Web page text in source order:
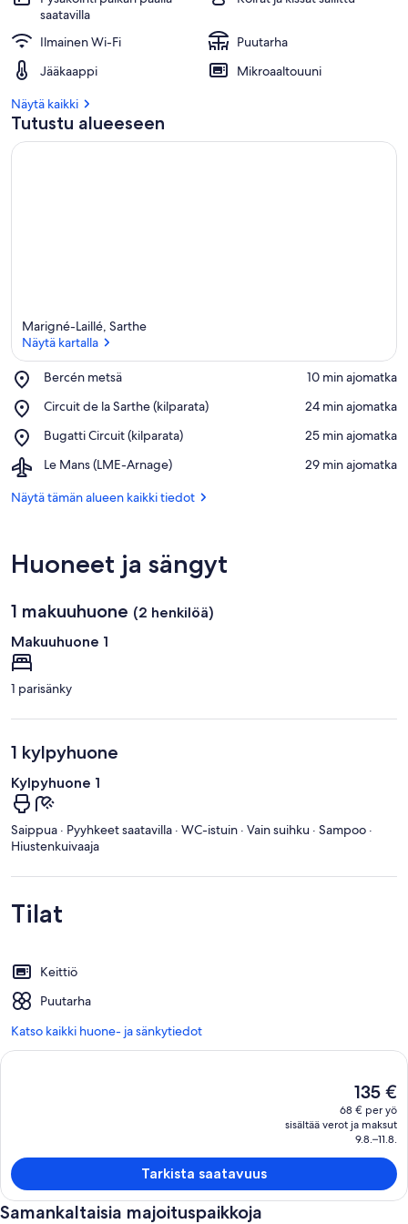
saatavilla
Ilmainen Wi-Fi
Puutarha
Jääkaappi
Mikroaaltouuni
Näytä kaikki
Tutustu alueeseen
Marigné-Laillé, Sarthe
Näytä kartalla
Bercén metsä
Place,
metsä
‪10 min ajomatka‬
Circuit de la Sarthe (kilparata)
Place,
de
Sarthe
‪24 min ajomatka‬
Bugatti Circuit (kilparata)
Place,
Circuit
‪25 min ajomatka‬
Le Mans (LME-Arnage)
Airport,
Mans
‪29 min ajomatka‬
Näytä tämän alueen kaikki tiedot
Huoneet ja sängyt
1 makuuhuone (2 henkilöä)
Makuuhuone 1
1 parisänky
1 kylpyhuone
Kylpyhuone 1
Saippua · Pyyhkeet saatavilla · WC-istuin · Vain suihku · Sampoo ·
Hiustenkuivaaja
Tilat
Keittiö
Puutarha
Katso kaikki huone- ja sänkytiedot
Nykyinen
hinta
on
135 €
135 €
68 € per yö
sisältää verot ja maksut
9.8.–11.8.
Tarkista saatavuus
Samankaltaisia majoituspaikkoja